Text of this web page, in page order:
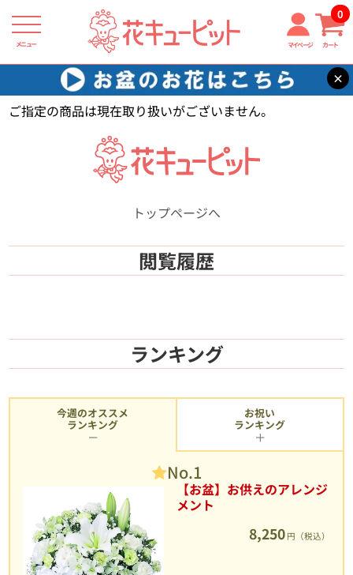
メニュー マイページ カート
0
×
花キューピット 【】
ご指定の商品は現在取り扱いがございません。
トップページへ
閲覧履歴
ランキング
今週のオススメ
ランキング
No.1
【お盆】お供えのアレンジ
メント
8,250 円（税込）
お祝い
ランキング